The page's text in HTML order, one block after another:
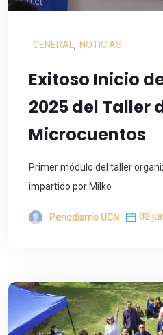
GENERAL , NOTICIAS
Exitoso Inicio
2025 del Taller
Microcuentos
Primer módulo del taller
impartido por Milko
Periodismo UCN 02